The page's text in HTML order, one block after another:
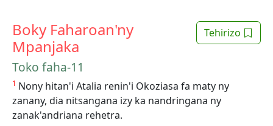
Tehirizo
Boky Faharoan'ny
Mpanjaka
Toko faha-11
1 Nony hitan'i Atalia renin'i Okoziasa fa maty ny
zanany, dia nitsangana izy ka nandringana ny
zanak'andriana rehetra.